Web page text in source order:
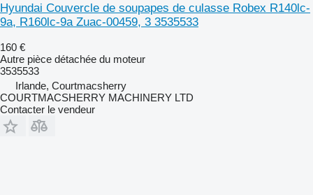
Hyundai Couvercle de soupapes de culasse Robex R140lc-
9a, R160lc-9a Zuac-00459, 3 3535533
160 €
Autre pièce détachée du moteur
3535533
Irlande, Courtmacsherry
COURTMACSHERRY MACHINERY LTD
Contacter le vendeur